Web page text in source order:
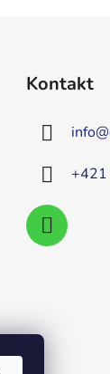
Kontakt
info@